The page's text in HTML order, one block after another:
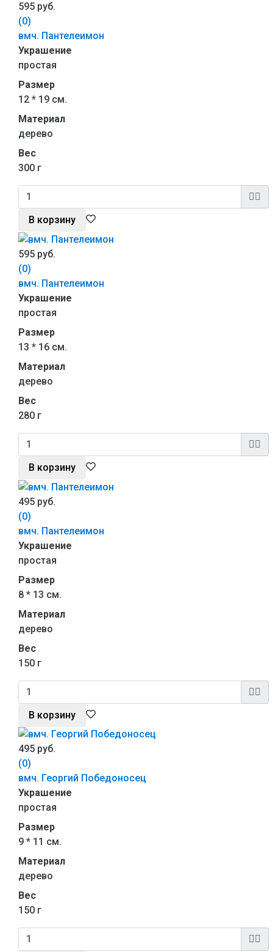
595 руб.
(0)
вмч. Пантелеимон
Украшение
простая
Размер
12 * 19 см.
Материал
дерево
Вес
300 г
В корзину
595 руб.
(0)
вмч. Пантелеимон
Украшение
простая
Размер
13 * 16 см.
Материал
дерево
Вес
280 г
В корзину
495 руб.
(0)
вмч. Пантелеимон
Украшение
простая
Размер
8 * 13 см.
Материал
дерево
Вес
150 г
В корзину
495 руб.
(0)
вмч. Георгий Победоносец
Украшение
простая
Размер
9 * 11 см.
Материал
дерево
Вес
150 г